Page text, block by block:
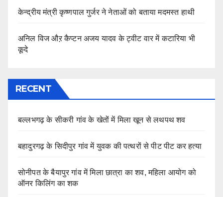
केन्द्रीय मंत्री कृष्णपाल गुर्जर ने नेताओं को बताया मदमस्त हाथी
अनिल विज औऱ कैप्टन अजय यादव के ट्वीट वार में कटारिया भी
कूदे
RECENT
बल्लभगढ़ के सीकरी गांव के खेतों में मिला खून से लथपथ शव
बहादुरगढ़ के सिदीपुर गांव में युवक की पत्थरों से पीट पीट कर हत्या
सोनीपत के बैयापुर गांव में मिला छात्रा का शव, महिला आयोग को
ऑनर किलिंग का शक